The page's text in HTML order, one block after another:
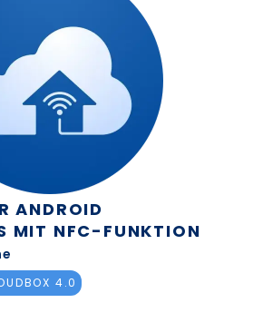
ANDROID
MIT NFC-FUNKTION
4.0